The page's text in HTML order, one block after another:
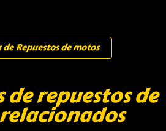
de Repuestos de motos
de repuestos de